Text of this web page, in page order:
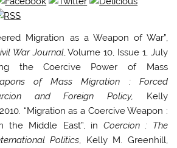
Migration as a Weapon of War”,
War Journal, Volume 10, Issue 1, July
the Coercive Power of Mass
of Mass Migration : Forced
and Foreign Policy, Kelly
“Migration as a Coercive Weapon :
the Middle East”, in Coercion : The
Politics, Kelly M. Greenhill,